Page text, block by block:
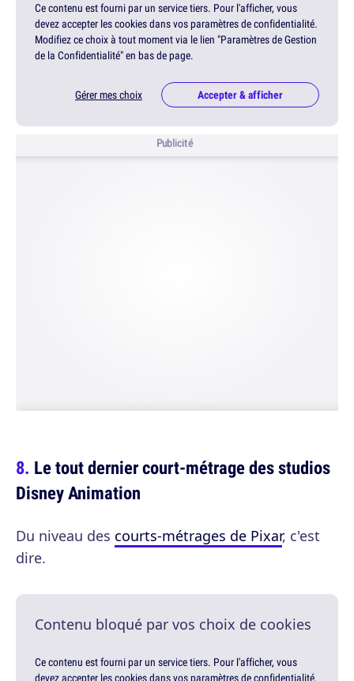
Ce contenu est fourni par un service tiers. Pour l'afficher, vous
devez accepter les cookies dans vos paramètres de confidentialité.
Modifiez ce choix à tout moment via le lien "Paramètres de Gestion
de la Confidentialité" en bas de page.
Gérer mes choix Accepter & afficher
Publicité
Le tout dernier court-métrage des studios
Disney Animation
Du niveau des courts-métrages de Pixar, c'est
dire.
Contenu bloqué par vos choix de cookies
Ce contenu est fourni par un service tiers. Pour l'afficher, vous